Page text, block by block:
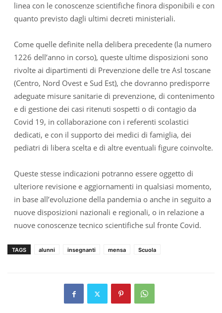
linea con le conoscenze scientifiche finora disponibili e con
quanto previsto dagli ultimi decreti ministeriali.
Come quelle definite nella delibera precedente (la numero
1226 dell’anno in corso), queste ultime disposizioni sono
rivolte ai dipartimenti di Prevenzione delle tre Asl toscane
(Centro, Nord Ovest e Sud Est), che dovranno predisporre
adeguate misure sanitarie di prevenzione, di contenimento
e di gestione dei casi ritenuti sospetti o di contagio da
Covid 19, in collaborazione con i referenti scolastici
dedicati, e con il supporto dei medici di famiglia, dei
pediatri di libera scelta e di altre eventuali figure coinvolte.
Queste stesse indicazioni potranno essere oggetto di
ulteriore revisione e aggiornamenti in qualsiasi momento,
in base all’evoluzione della pandemia o anche in seguito a
nuove disposizioni nazionali e regionali, o in relazione a
nuove conoscenze tecnico scientifiche sul fronte Covid.
TAGS alunni insegnanti mensa Scuola